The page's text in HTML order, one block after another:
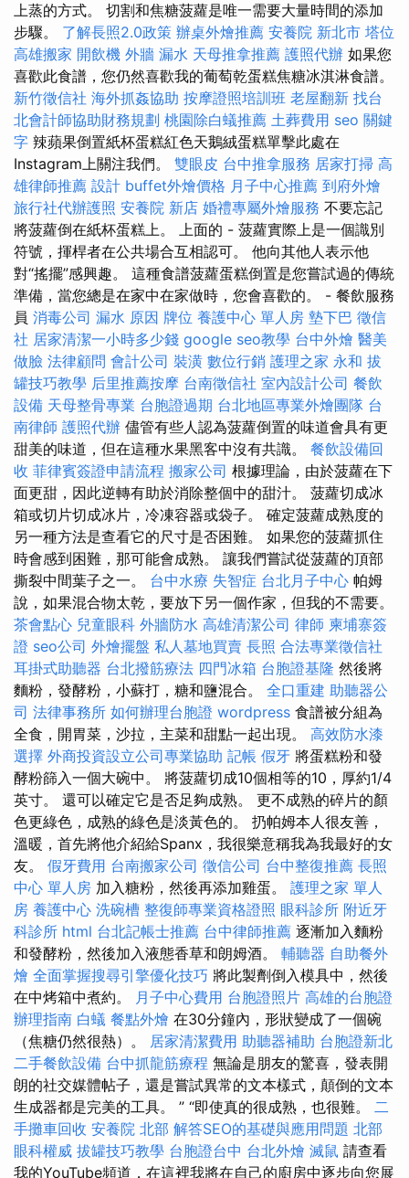
上蒸的方式。 切割和焦糖菠蘿是唯一需要大量時間的添加
步驟。 了解長照2.0政策 辦桌外燴推薦 安養院 新北市 塔位
高雄搬家 開飲機 外牆 漏水 天母推拿推薦 護照代辦 如果您
喜歡此食譜，您仍然喜歡我的葡萄乾蛋糕焦糖冰淇淋食譜。
新竹徵信社 海外抓姦協助 按摩證照培訓班 老屋翻新 找台
北會計師協助財務規劃 桃園除白蟻推薦 土葬費用 seo 關鍵
字 辣蘋果倒置紙杯蛋糕紅色天鵝絨蛋糕單擊此處在
Instagram上關注我們。 雙眼皮 台中推拿服務 居家打掃 高
雄律師推薦 設計 buffet外燴價格 月子中心推薦 到府外燴
旅行社代辦護照 安養院 新店 婚禮專屬外燴服務 不要忘記
將菠蘿倒在紙杯蛋糕上。 上面的 - 菠蘿實際上是一個識別
符號，揮桿者在公共場合互相認可。 他向其他人表示他
對“搖擺”感興趣。 這種食譜菠蘿蛋糕倒置是您嘗試過的傳統
準備，當您總是在家中在家做時，您會喜歡的。 - 餐飲服務
員 消毒公司 漏水 原因 牌位 養護中心 單人房 墊下巴 徵信
社 居家清潔一小時多少錢 google seo教學 台中外燴 醫美
做臉 法律顧問 會計公司 裝潢 數位行銷 護理之家 永和 拔
罐技巧教學 后里推薦按摩 台南徵信社 室內設計公司 餐飲
設備 天母整骨專業 台胞證過期 台北地區專業外燴團隊 台
南律師 護照代辦 儘管有些人認為菠蘿倒置的味道會具有更
甜美的味道，但在這種水果黑客中沒有共識。 餐飲設備回
收 菲律賓簽證申請流程 搬家公司 根據理論，由於菠蘿在下
面更甜，因此逆轉有助於消除整個中的甜汁。 菠蘿切成冰
箱或切片切成冰片，冷凍容器或袋子。 確定菠蘿成熟度的
另一種方法是查看它的尺寸是否困難。 如果您的菠蘿抓住
時會感到困難，那可能會成熟。 讓我們嘗試從菠蘿的頂部
撕裂中間葉子之一。 台中水療 失智症 台北月子中心 帕姆
說，如果混合物太乾，要放下另一個作家，但我的不需要。
茶會點心 兒童眼科 外牆防水 高雄清潔公司 律師 柬埔寨簽
證 seo公司 外燴擺盤 私人墓地買賣 長照 合法專業徵信社
耳掛式助聽器 台北撥筋療法 四門冰箱 台胞證基隆 然後將
麵粉，發酵粉，小蘇打，糖和鹽混合。 全口重建 助聽器公
司 法律事務所 如何辦理台胞證 wordpress 食譜被分組為
全食，開胃菜，沙拉，主菜和甜點一起出現。 高效防水漆
選擇 外商投資設立公司專業協助 記帳 假牙 將蛋糕粉和發
酵粉篩入一個大碗中。 將菠蘿切成10個相等的10，厚約1/4
英寸。 還可以確定它是否足夠成熟。 更不成熟的碎片的顏
色更綠色，成熟的綠色是淡黃色的。 扔帕姆本人很友善，
溫暖，首先將他介紹給Spanx，我很樂意稱我為我最好的女
友。 假牙費用 台南搬家公司 徵信公司 台中整復推薦 長照
中心 單人房 加入糖粉，然後再添加雞蛋。 護理之家 單人
房 養護中心 洗碗槽 整復師專業資格證照 眼科診所 附近牙
科診所 html 台北記帳士推薦 台中律師推薦 逐漸加入麵粉
和發酵粉，然後加入液態香草和朗姆酒。 輔聽器 自助餐外
燴 全面掌握搜尋引擎優化技巧 將此製劑倒入模具中，然後
在中烤箱中煮約。 月子中心費用 台胞證照片 高雄的台胞證
辦理指南 白蟻 餐點外燴 在30分鐘內，形狀變成了一個碗
（焦糖仍然很熱）。 居家清潔費用 助聽器補助 台胞證新北
二手餐飲設備 台中抓龍筋療程 無論是朋友的驚喜，發表開
朗的社交媒體帖子，還是嘗試異常的文本樣式，顛倒的文本
生成器都是完美的工具。 ” “即使真的很成熟，也很難。 二
手攤車回收 安養院 北部 解答SEO的基礎與應用問題 北部
眼科權威 拔罐技巧教學 台胞證台中 台北外燴 滅鼠 請查看
我的YouTube頻道，在這裡我將在自己的廚房中逐步向您展